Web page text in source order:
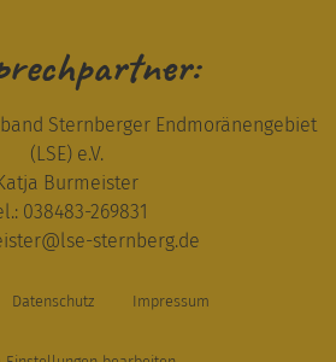
Sternberger Endmoränengebiet
(LSE) e.V.
Burmeister
038483-269831
@lse-sternberg.de
Datenschutz Impressum